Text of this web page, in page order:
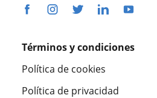
Términos y condiciones
Política de cookies
Política de privacidad